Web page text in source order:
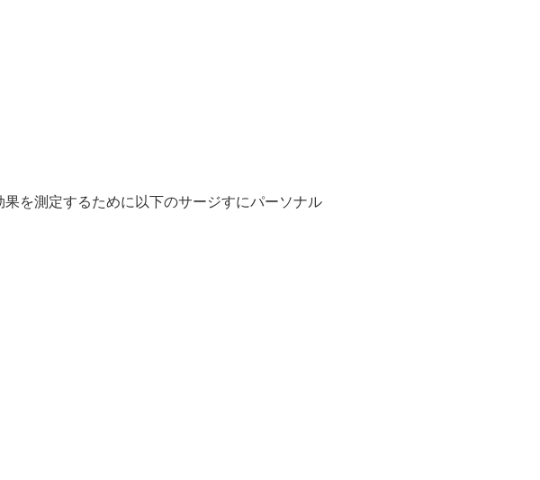
を測定するために以下のサージすにパーソナル